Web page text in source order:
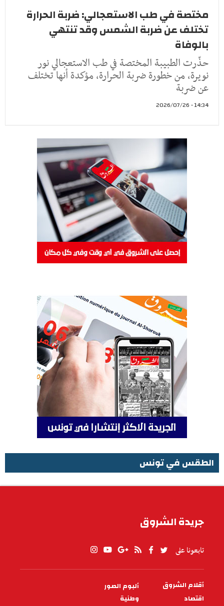
مختصة في طب الاستعجالي: ضربة الحرارة
تختلف عن ضربة الشمس وقد تنتهي
بالوفاة
حذّرت الطبيبة المختصة في طب الاستعجالي نور
نويرة، من خطورة ضربة الحرارة، مؤكدة أنها تختلف
عن ضربة
14:34 - 2026/07/26
الطقس في تونس
جريدة الشروق
تابعونا على
PIED
DE
أقلام الشروق
ألبوم الصور
اقتصاد
وطنية